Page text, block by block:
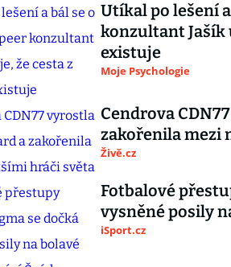
Utíkal po lešení
konzultant Jašík
existuje
Moje Psychologie
Cendrova
zakořenila mezi
Živě.cz
Fotbalové
vysněné posily
iSport.cz